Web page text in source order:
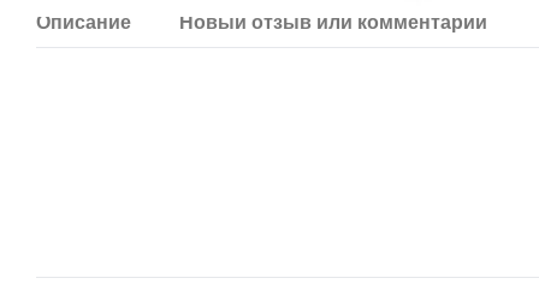
Описание Новый отзыв или комментарий